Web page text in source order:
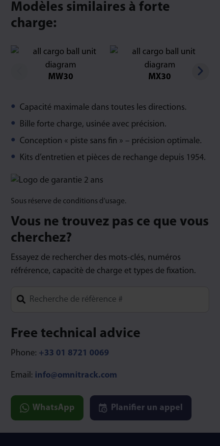
Modèles similaires à forte
charge:
MW30 MX30
Capacité maximale dans toutes les directions.
Bille forte charge, usinée avec précision.
Conception « piste sans fin » – précision optimale.
Kits d’entretien et pièces de rechange depuis 1954.
Sous réserve de conditions d’usage.
Vous ne trouvez pas ce que vous
cherchez?
Essayez de rechercher des mots-clés, numéros
réfrérence, capacitè de charge et types de fixation.
Free technical advice
Phone: +33 01 8721 0069
Email: info@omnitrack.com
WhatsApp Planifier un appel